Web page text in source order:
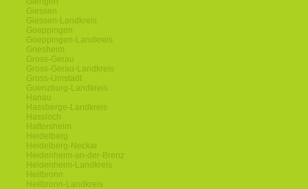
Giessen
Giessen-Landkreis
Goeppingen
Goeppingen-Landkreis
Griesheim
Gross-Gerau
Gross-Gerau-Landkreis
Gross-Umstadt
Guenzburg-Landkreis
Hanau
Hassberge-Landkreis
Hassloch
Hattersheim
Heidelberg
Heidelberg-Neckar
Heidenheim-an-der-Brenz
Heidenheim-Landkreis
Heilbronn
Heilbronn-Landkreis